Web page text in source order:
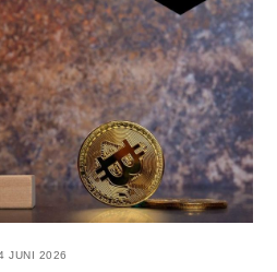
JUNI 2026